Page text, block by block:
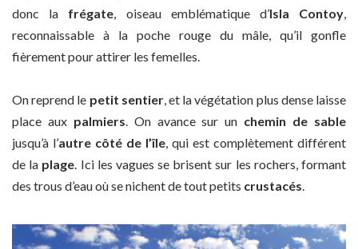
donc la frégate, oiseau emblématique d’Isla Contoy,
reconnaissable à la poche rouge du mâle, qu’il gonfle
fièrement pour attirer les femelles.
On reprend le petit sentier, et la végétation plus dense laisse
place aux palmiers. On avance sur un chemin de sable
jusqu’à l’autre côté de l’île, qui est complètement différent
de la plage. Ici les vagues se brisent sur les rochers, formant
des trous d’eau où se nichent de tout petits crustacés.